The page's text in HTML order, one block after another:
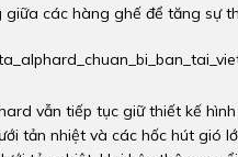
giữa các hàng ghế để tăng sự
vẫn tiếp tục giữ thiết kế
tản nhiệt và các hốc hút gió